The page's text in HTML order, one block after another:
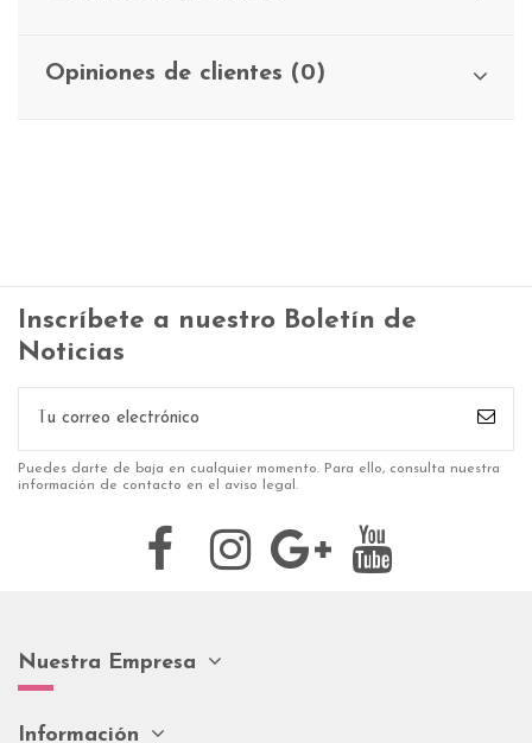
Opiniones de clientes (0)
Inscríbete a nuestro Boletín de
Noticias
Puedes darte de baja en cualquier momento. Para ello, consulta nuestra
información de contacto en el aviso legal.
Nuestra Empresa
Información